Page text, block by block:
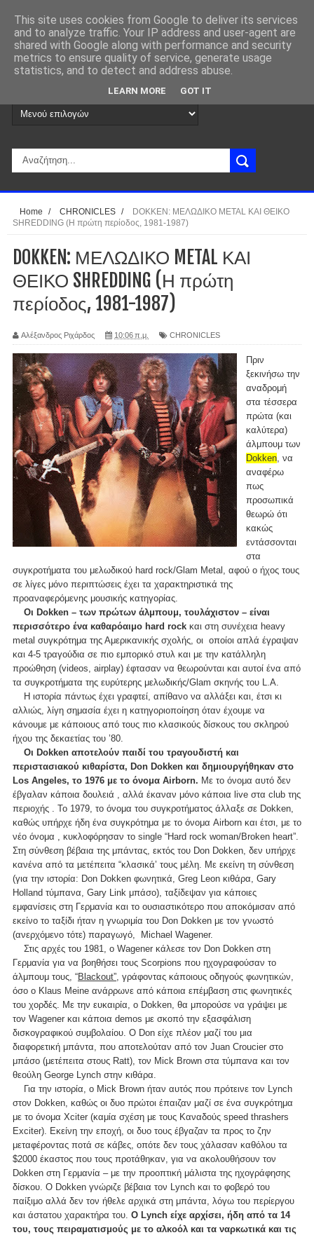
Home / CHRONICLES /
DOKKEN: ΜΕΛΩΔΙΚΟ METAL ΚΑΙ ΘΕΙΚΟ
SHREDDING (Η πρώτη περίοδος, 1981-1987)
DOKKEN: ΜΕΛΩΔΙΚΟ METAL ΚΑΙ
ΘΕΙΚΟ SHREDDING (Η πρώτη
περίοδος, 1981-1987)
Αλέξανδρος Ριχάρδος 10:06 π.μ. CHRONICLES
Πριν
ξεκινήσω την
αναδρομή
στα τέσσερα
πρώτα (και
καλύτερα)
άλμπουμ των
Dokken , να
αναφέρω
πως
προσωπικά
θεωρώ ότι
κακώς
εντάσσονται
στα
συγκροτήματα του μελωδικού hard rock/Glam Metal, αφού ο ήχος τους
σε λίγες μόνο περιπτώσεις έχει τα χαρακτηριστικά της
προαναφερόμενης μουσικής κατηγορίας.
Οι Dokken – των πρώτων άλμπουμ, τουλάχιστον – είναι
περισσότερο ένα καθαρόαιμο hard rock και στη συνέχεια heavy
metal συγκρότημα της Αμερικανικής σχολής, οι οποίοι απλά έγραψαν
και 4-5 τραγούδια σε πιο εμπορικό στυλ και με την κατάλληλη
προώθηση (videos, airplay) έφτασαν να θεωρούνται και αυτοί ένα από
τα συγκροτήματα της ευρύτερης μελωδικής/Glam σκηνής του L.A.
Η ιστορία πάντως έχει γραφτεί, απίθανο να αλλάξει και, έτσι κι
αλλιώς, λίγη σημασία έχει η κατηγοριοποίηση όταν έχουμε να
κάνουμε με κάποιους από τους πιο κλασικούς δίσκους του σκληρού
ήχου της δεκαετίας του ’80.
Οι Dokken αποτελούν παιδί του τραγουδιστή και
περιστασιακού κιθαρίστα, Don Dokken και δημιουργήθηκαν στο
Los Angeles, το 1976 με το όνομα Airborn. Με το όνομα αυτό δεν
έβγαλαν κάποια δουλειά , αλλά έκαναν μόνο κάποια live στα club της
περιοχής . Το 1979, το όνομα του συγκροτήματος άλλαξε σε Dokken,
καθώς υπήρχε ήδη ένα συγκρότημα με το όνομα Airborn και έτσι, με το
νέο όνομα , κυκλοφόρησαν το single “Hard rock woman/Broken heart”.
Στη σύνθεση βέβαια της μπάντας, εκτός του Don Dokken, δεν υπήρχε
κανένα από τα μετέπειτα “κλασικά’ τους μέλη. Με εκείνη τη σύνθεση
(για την ιστορία: Don Dokken φωνητικά, Greg Leon κιθάρα, Gary
Holland τύμπανα, Gary Link μπάσο), ταξίδεψαν για κάποιες
εμφανίσεις στη Γερμανία και το ουσιαστικότερο που αποκόμισαν από
εκείνο το ταξίδι ήταν η γνωριμία του Don Dokken με τον γνωστό
(ανερχόμενο τότε) παραγωγό, Michael Wagener.
Στις αρχές του 1981, ο Wagener κάλεσε τον Don Dokken στη
Γερμανία για να βοηθήσει τους Scorpions που ηχογραφούσαν το
άλμπουμ τους, “Blackout” , γράφοντας κάποιους οδηγούς φωνητικών,
όσο ο Klaus Meine ανάρρωνε από κάποια επέμβαση στις φωνητικές
του χορδές. Με την ευκαιρία, ο Dokken, θα μπορούσε να γράψει με
τον Wagener και κάποια demos με σκοπό την εξασφάλιση
δισκογραφικού συμβολαίου. O Don είχε πλέον μαζί του μια
διαφορετική μπάντα, που αποτελούταν από τον Juan Croucier στο
μπάσο (μετέπειτα στους Ratt), τον Mick Brown στα τύμπανα και τον
θεούλη George Lynch στην κιθάρα.
Για την ιστορία, ο Mick Brown ήταν αυτός που πρότεινε τον Lynch
στον Dokken, καθώς οι δυο πρώτοι έπαιζαν μαζί σε ένα συγκρότημα
με το όνομα Xciter (καμία σχέση με τους Καναδούς speed thrashers
Exciter). Εκείνη την εποχή, οι δυο τους έβγαζαν τα προς το ζην
μεταφέροντας ποτά σε κάβες, οπότε δεν τους χάλασαν καθόλου τα
$2000 έκαστος που τους προτάθηκαν, για να ακολουθήσουν τον
Dokken στη Γερμανία – με την προοπτική μάλιστα της ηχογράφησης
δίσκου. Ο Dokken γνώριζε βέβαια τον Lynch και το φοβερό του
παίξιμο αλλά δεν τον ήθελε αρχικά στη μπάντα, λόγω του περίεργου
και άστατου χαρακτήρα του. Ο Lynch είχε αρχίσει, ήδη από τα 14
του, τους πειραματισμούς με το αλκοόλ και τα ναρκωτικά και τις
This site uses cookies from Google to deliver its services
and to analyze traffic. Your IP address and user-agent are
shared with Google along with performance and security
metrics to ensure quality of service, generate usage
statistics, and to detect and address abuse.
LEARN MORE GOT IT